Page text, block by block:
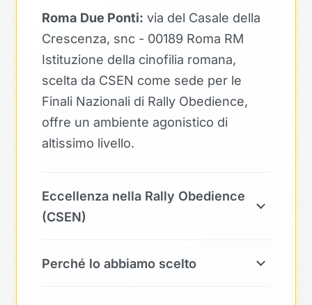
Roma Due Ponti: via del Casale della
Crescenza, snc - 00189 Roma RM
Istituzione della cinofilia romana,
scelta da CSEN come sede per le
Finali Nazionali di Rally Obedience,
offre un ambiente agonistico di
altissimo livello.
Eccellenza nella Rally Obedience
(CSEN)
Perché lo abbiamo scelto